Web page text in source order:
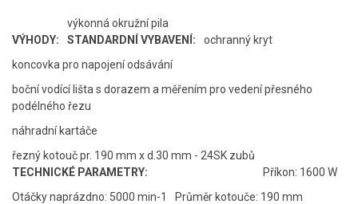
VÝHODY:
výkonná okružní pila
STANDARDNÍ VYBAVENÍ:
ochranný kryt
koncovka pro napojení odsávání
boční vodící lišta s dorazem a měřením pro vedení přesného
podélného řezu
náhradní kartáče
řezný kotouč pr. 190 mm x d.30 mm - 24SK zubů
TECHNICKÉ PARAMETRY:
Příkon: 1600 W
Otáčky naprázdno: 5000 min-1
Průměr kotouče: 190 mm